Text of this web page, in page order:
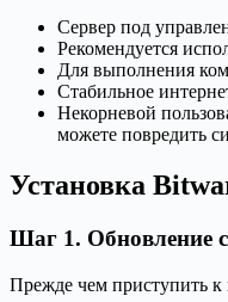
Сервер под
Рекомендуется
Для выполнения
Стабильное
Некорневой
можете повредить
Установка
Шаг 1. Обновление
Прежде чем приступить к